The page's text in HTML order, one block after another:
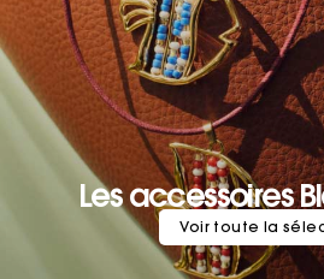
Les accessoires